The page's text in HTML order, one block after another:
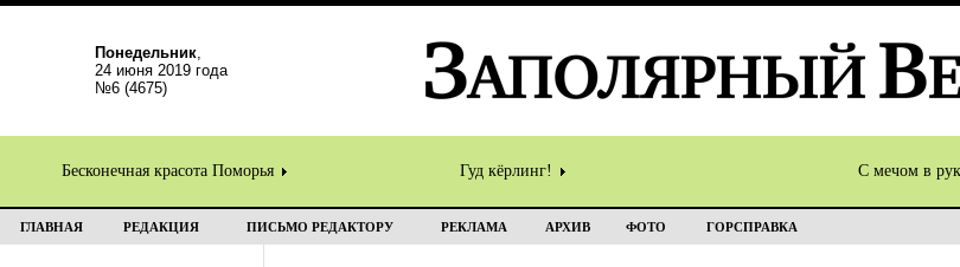
Понедельник,
24 июня 2019 года
№6 (4675)
Бесконечная красота Поморья Гуд кёрлинг! С мечом в
ГЛАВНАЯ РЕДАКЦИЯ ПИСЬМО РЕДАКТОРУ РЕКЛАМА АРХИВ ФОТО ГОРСПРАВКА